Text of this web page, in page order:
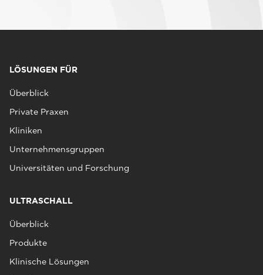
LÖSUNGEN FÜR
Überblick
Private Praxen
Kliniken
Unternehmensgruppen
Universitäten und Forschung
ULTRASCHALL
Überblick
Produkte
Klinische Lösungen